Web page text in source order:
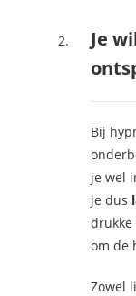
Je
Bij
je wel
je dus
drukke
om de
Zowel